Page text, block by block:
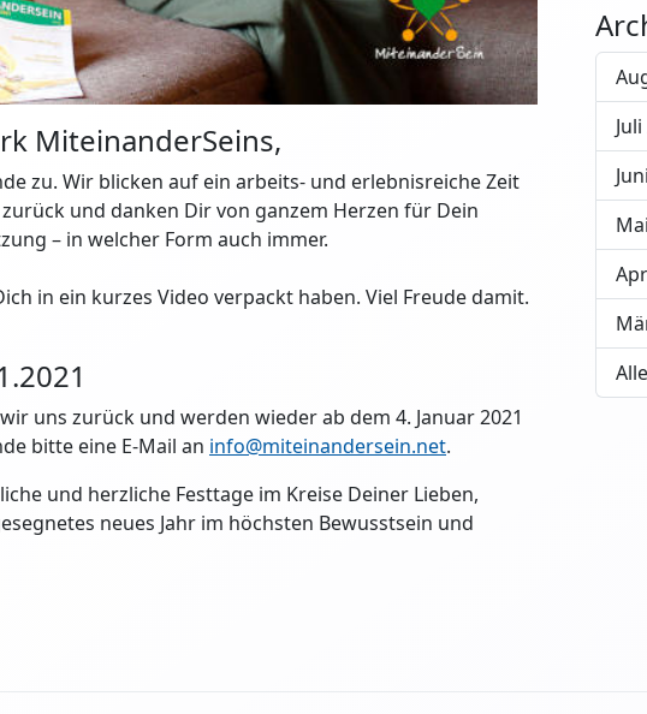
MiteinanderSeins,
zu. Wir blicken auf ein arbeits- und erlebnisreiche Zeit
und danken Dir von ganzem Herzen für Dein
– in welcher Form auch immer.
in ein kurzes Video verpackt haben. Viel Freude damit.
uns zurück und werden wieder ab dem 4. Januar 2021
bitte eine E-Mail an info@miteinandersein.net.
und herzliche Festtage im Kreise Deiner Lieben,
neues Jahr im höchsten Bewusstsein und
Alle